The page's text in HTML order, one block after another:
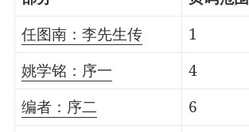
任图南：李先生传
1
姚学铭：序一
4
编者：序二
6